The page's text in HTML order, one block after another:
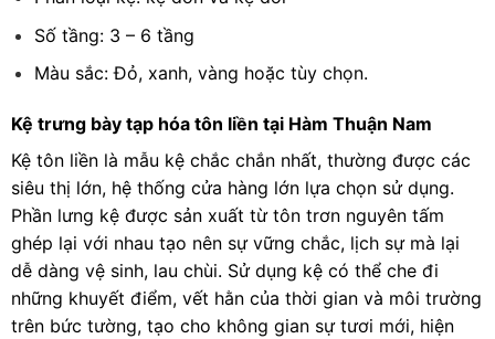
Số tầng: 3 – 6 tầng
Màu sắc: Đỏ, xanh, vàng hoặc tùy chọn.
Kệ trưng bày tạp hóa tôn liền tại Hàm Thuận Nam
Kệ tôn liền là mẫu kệ chắc chắn nhất, thường được các
siêu thị lớn, hệ thống cửa hàng lớn lựa chọn sử dụng.
Phần lưng kệ được sản xuất từ tôn trơn nguyên tấm
ghép lại với nhau tạo nên sự vững chắc, lịch sự mà lại
dễ dàng vệ sinh, lau chùi. Sử dụng kệ có thể che đi
những khuyết điểm, vết hằn của thời gian và môi trường
trên bức tường, tạo cho không gian sự tươi mới, hiện